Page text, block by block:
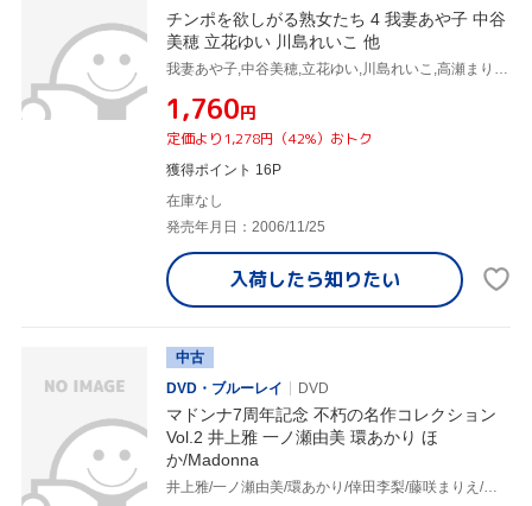
チンポを欲しがる熟女たち 4 我妻あや子 中谷
美穂 立花ゆい 川島れいこ 他
¥1,760円
定価より1,278円（42%）おトク
獲得ポイント 16P
在庫なし
発売年月日：2006/11/25
入荷したら知りたい
中古
DVD・ブルーレイ
DVD
マドンナ7周年記念 不朽の名作コレクション
Vol.2 井上雅 一ノ瀬由美 環あかり ほ
か/Madonna
井上雅/一ノ瀬由美/環あかり/倖田李梨/藤咲まりえ/立花瞳/橘未稀/真田ゆかり/紫彩乃/佐伯晴香/あずま樹/白咲蓮/上原留華/麻実ゆうか